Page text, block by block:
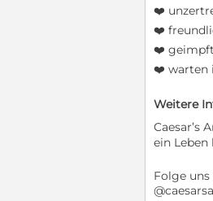
❤️
❤️
❤️
❤️ warten
Weitere
Caesar’s
ein
Folge